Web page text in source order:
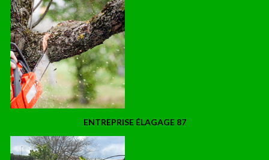
ENTREPRISE ÉLAGAGE 87